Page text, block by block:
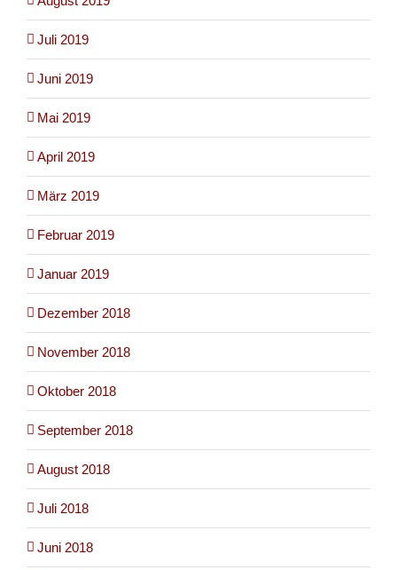
Juli 2019
Juni 2019
Mai 2019
April 2019
März 2019
Februar 2019
Januar 2019
Dezember 2018
November 2018
Oktober 2018
September 2018
August 2018
Juli 2018
Juni 2018